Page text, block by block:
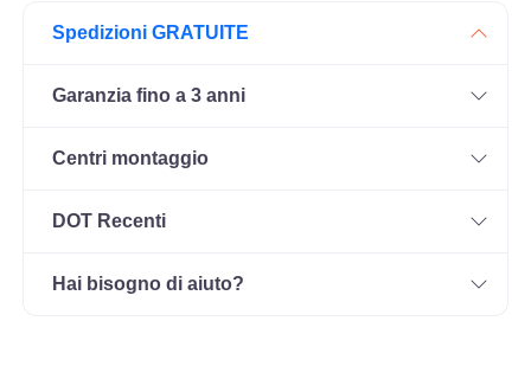
Spedizioni GRATUITE
Garanzia fino a 3 anni
Centri montaggio
DOT Recenti
Hai bisogno di aiuto?